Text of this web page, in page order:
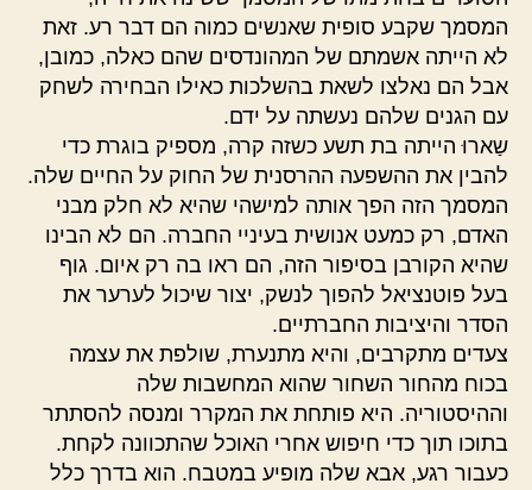
המסמך שקבע סופית שאנשים כמוה הם דבר רע. זאת
לא הייתה אשמתם של המהונדסים שהם כאלה, כמובן,
אבל הם נאלצו לשאת בהשלכות כאילו הבחירה לשחק
עם הגנים שלהם נעשתה על ידם.
שַארוּ הייתה בת תשע כשזה קרה, מספיק בוגרת כדי
להבין את ההשפעה ההרסנית של החוק על החיים שלה.
המסמך הזה הפך אותה למישהי שהיא לא חלק מבני
האדם, רק כמעט אנושית בעיניי החברה. הם לא הבינו
שהיא הקורבן בסיפור הזה, הם ראו בה רק איום. גוף
בעל פוטנציאל להפוך לנשק, יצור שיכול לערער את
הסדר והיציבות החברתיים.
צעדים מתקרבים, והיא מתנערת, שולפת את עצמה
בכוח מהחור השחור שהוא המחשבות שלה
וההיסטוריה. היא פותחת את המקרר ומנסה להסתתר
בתוכו תוך כדי חיפוש אחרי האוכל שהתכוונה לקחת.
כעבור רגע, אבא שלה מופיע במטבח. הוא בדרך כלל